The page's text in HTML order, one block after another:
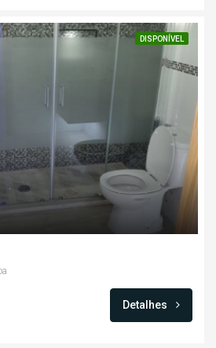
DISPONÍVEL
Detalhes